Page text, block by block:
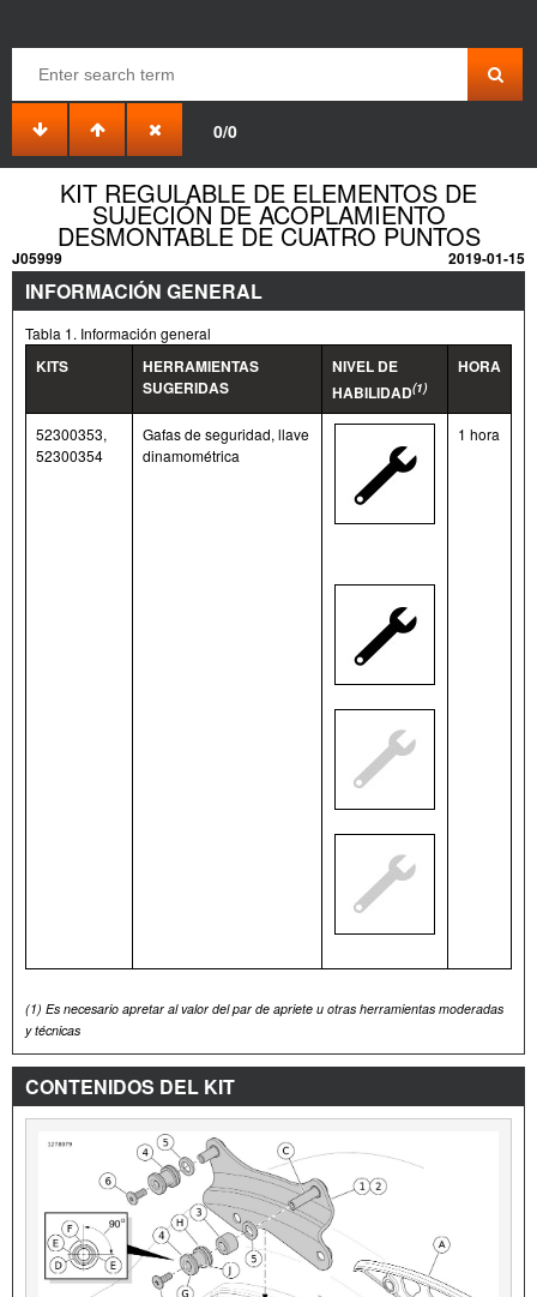
0/0
KIT REGULABLE DE ELEMENTOS DE
SUJECIÓN DE ACOPLAMIENTO
DESMONTABLE DE CUATRO PUNTOS
J05999 2019-01-15
INFORMACIÓN GENERAL
Tabla 1. Información general
KITS
HERRAMIENTAS
SUGERIDAS
NIVEL DE
HABILIDAD(1)
HORA
52300353,
52300354
Gafas de seguridad, llave
dinamométrica
1 hora
(1) Es necesario apretar al valor del par de apriete u otras herramientas moderadas
y técnicas
CONTENIDOS DEL KIT